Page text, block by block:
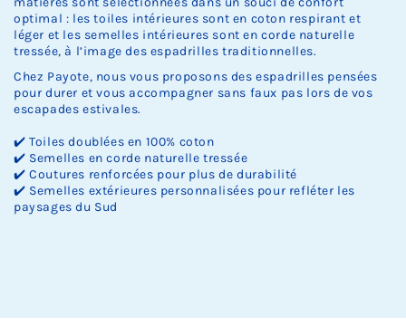
optimal : les toiles intérieures sont en coton respirant et
léger et les semelles intérieures sont en corde naturelle
tressée, à l’image des espadrilles traditionnelles.
Chez Payote, nous vous proposons des espadrilles pensées
pour durer et vous accompagner sans faux pas lors de vos
escapades estivales.
✔️ Toiles doublées en 100% coton
✔️ Semelles en corde naturelle tressée
✔️ Coutures renforcées pour plus de durabilité
✔️ Semelles extérieures personnalisées pour refléter les
paysages du Sud